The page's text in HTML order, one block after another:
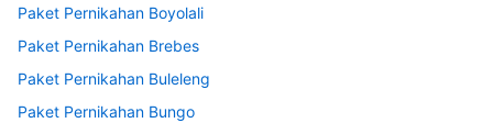
Paket Pernikahan Boyolali
Paket Pernikahan Brebes
Paket Pernikahan Buleleng
Paket Pernikahan Bungo